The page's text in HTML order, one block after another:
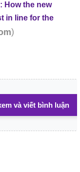
How the new
in line for the
)
và viết bình luận